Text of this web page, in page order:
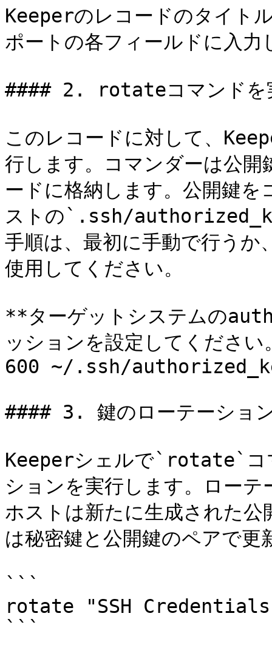
Keeperのレコードのタイト
ポートの各フィールドに入力
#### 2. rotateコマンドを
このレコードに対して、
行します。コマンダーは公
ードに格納します。公開鍵
ストの`.ssh/
手順は、最初に手動で行う
使用してください。
**ターゲットシステムの
ッションを設定してくだ
600 ~/.ssh/
#### 3. 鍵のローテーショ
Keeperシェルで`rotate`コ
ションを実行します。ロー
ホストは新たに生成された
は秘密鍵と公開鍵のペアで更
```
rotate "SSH
```